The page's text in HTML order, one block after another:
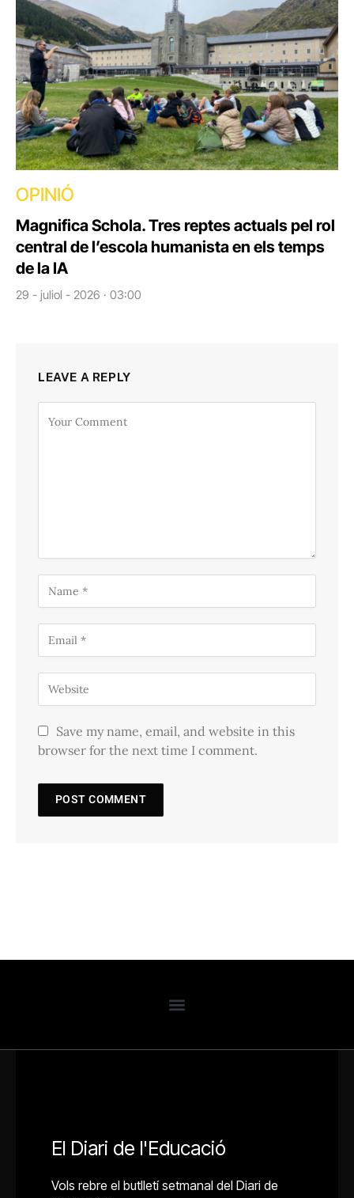
OPINIÓ
Magnifica Schola. Tres reptes actuals pel rol
central de l’escola humanista en els temps
de la IA
29 - juliol - 2026 · 03:00
LEAVE A REPLY
Save my name, email, and website in this
browser for the next time I comment.